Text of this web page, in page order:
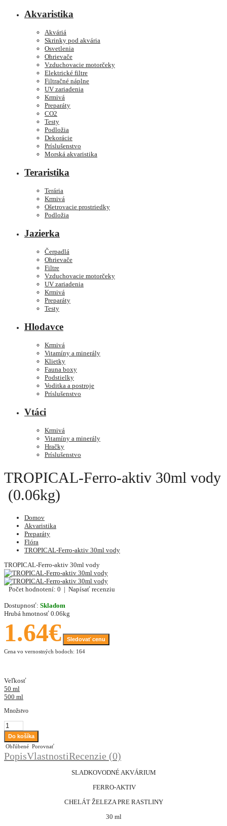
Akvaristika
Akváriá
Skrinky pod akvária
Osvetlenia
Ohrievače
Vzduchovacie motorčeky
Elektrické filtre
Filtračné náplne
UV zariadenia
Krmivá
Preparáty
CO2
Testy
Podložia
Dekorácie
Príslušenstvo
Morská akvaristika
Teraristika
Terária
Krmivá
Ošetrovacie prostriedky
Podložia
Jazierka
Čerpadlá
Ohrievače
Filtre
Vzduchovacie motorčeky
UV zariadenia
Krmivá
Preparáty
Testy
Hlodavce
Krmivá
Vitamíny a minerály
Klietky
Fauna boxy
Podstielky
Voditka a postroje
Príslušenstvo
Vtáci
Krmivá
Vitamíny a minerály
Hračky
Príslušenstvo
TROPICAL-Ferro-aktiv 30ml vody
(0.06kg)
Domov
Akvaristika
Preparáty
Flóra
TROPICAL-Ferro-aktiv 30ml vody
TROPICAL-Ferro-aktiv 30ml vody
Počet hodnotení: 0 | Napísať recenziu
Dostupnosť: Skladom
Hrubá hmotnosť 0.06kg
1.64€
Sledovať cenu
Cena vo vernostných bodoch: 164
Veľkosť
50 ml
500 ml
Množstvo
Obľúbené Porovnať
PopisVlastnostiRecenzie (0)
SLADKOVODNÉ AKVÁRIUM
FERRO-AKTIV
CHELÁT ŽELEZA PRE RASTLINY
30 ml